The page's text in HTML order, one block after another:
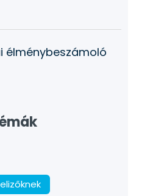
élménybeszámoló